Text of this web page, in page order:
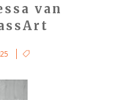
van